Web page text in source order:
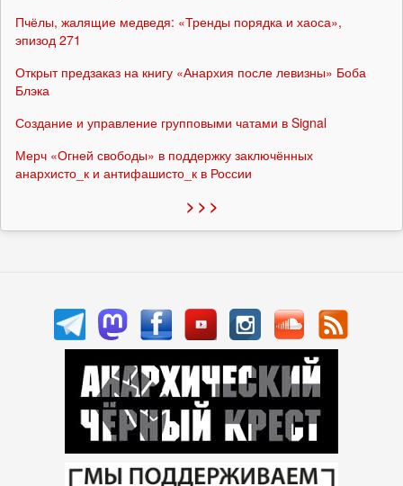
Пчёлы, жалящие медведя: «Тренды порядка и хаоса»,
эпизод 271
Открыт предзаказ на книгу «Анархия после левизны» Боба
Блэка
Создание и управление групповыми чатами в Signal
Мерч «Огней свободы» в поддержку заключённых
анархисто_к и антифашисто_к в России
> > >